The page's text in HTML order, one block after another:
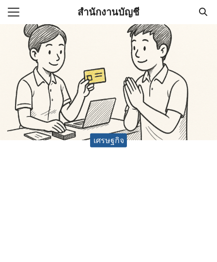
Skip
content
สำนักงานบัญชี
(ไม่มีชื่อ)
านบัญชี (Accounting
ช่วยสำคัญในการบริหาร
Search
เศรษฐกิจ